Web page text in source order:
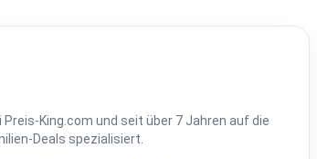
King.com und seit über 7 Jahren auf die
Deals spezialisiert.